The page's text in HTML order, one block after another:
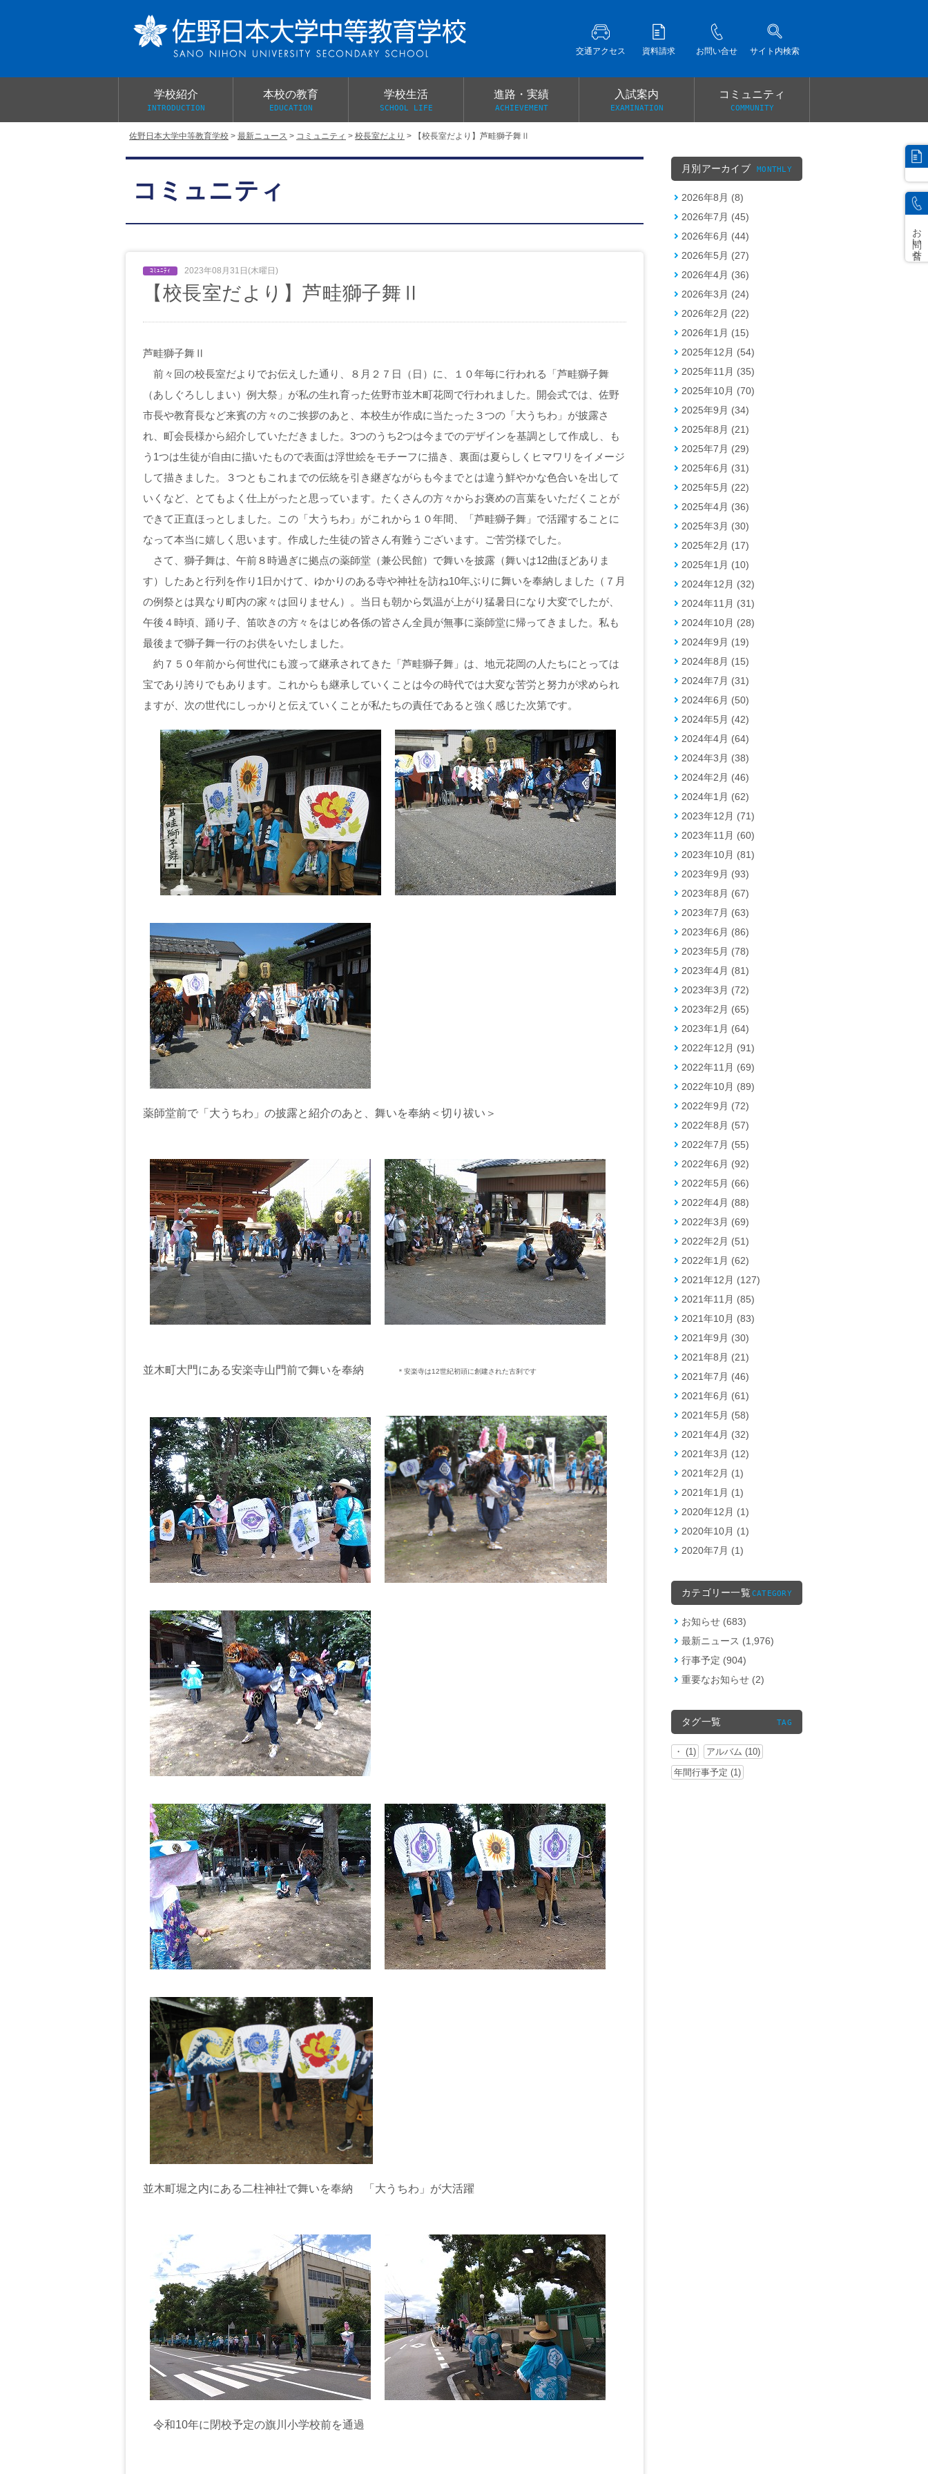
お問い合せ
交通アクセス 資料請求 お問い合せ サイト内検索
佐野日本大学中等教育学校 > 最新ニュース > コミュニティ > 校長室だより > 【校長室だより】芦畦獅子舞Ⅱ
学校紹介
INTRODUCTION
学校案内パンフレット
本校の教育
EDUCATION
総合的探究（学習）の時間
学校生活
SCHOOL LIFE
制服紹介
進路・実績
ACHIEVEMENT
入試案内
EXAMINATION
コミュニティ
COMMUNITY
桜美会
コミュニティ
2023年08月31日(木曜日)
【校長室だより】芦畦獅子舞Ⅱ
芦畦獅子舞Ⅱ
前々回の校長室だよりでお伝えした通り、８月２７日（日）に、１０年毎に行われる「芦畦獅子舞
（あしぐろししまい）例大祭」が私の生れ育った佐野市並木町花岡で行われました。開会式では、佐野
市長や教育長など来賓の方々のご挨拶のあと、本校生が作成に当たった３つの「大うちわ」が披露さ
れ、町会長様から紹介していただきました。3つのうち2つは今までのデザインを基調として作成し、も
う1つは生徒が自由に描いたもので表面は浮世絵をモチーフに描き、裏面は夏らしくヒマワリをイメージ
して描きました。３つともこれまでの伝統を引き継ぎながらも今までとは違う鮮やかな色合いを出して
いくなど、とてもよく仕上がったと思っています。たくさんの方々からお褒めの言葉をいただくことが
できて正直ほっとしました。この「大うちわ」がこれから１０年間、「芦畦獅子舞」で活躍することに
なって本当に嬉しく思います。作成した生徒の皆さん有難うございます。ご苦労様でした。
さて、獅子舞は、午前８時過ぎに拠点の薬師堂（兼公民館）で舞いを披露（舞いは12曲ほどありま
す）したあと行列を作り1日かけて、ゆかりのある寺や神社を訪ね10年ぶりに舞いを奉納しました（７月
の例祭とは異なり町内の家々は回りません）。当日も朝から気温が上がり猛暑日になり大変でしたが、
午後４時頃、踊り子、笛吹きの方々をはじめ各係の皆さん全員が無事に薬師堂に帰ってきました。私も
最後まで獅子舞一行のお供をいたしました。
約７５０年前から何世代にも渡って継承されてきた「芦畦獅子舞」は、地元花岡の人たちにとっては
宝であり誇りでもあります。これからも継承していくことは今の時代では大変な苦労と努力が求められ
ますが、次の世代にしっかりと伝えていくことが私たちの責任であると強く感じた次第です。
薬師堂前で「大うちわ」の披露と紹介のあと、 舞いを奉納＜切り祓い＞
並木町大門にある安楽寺山門前で舞いを奉納 ＊安楽寺は12世紀初頭に創建された古刹です
並木町堀之内にある二柱神社で舞いを奉納 「大うちわ」が大活躍
令和10年に閉校予定の旗川小学校前を通過
月別アーカイブ MONTHLY
2026年8月 (8)
2026年7月 (45)
2026年6月 (44)
2026年5月 (27)
2026年4月 (36)
2026年3月 (24)
2026年2月 (22)
2026年1月 (15)
2025年12月 (54)
2025年11月 (35)
2025年10月 (70)
2025年9月 (34)
2025年8月 (21)
2025年7月 (29)
2025年6月 (31)
2025年5月 (22)
2025年4月 (36)
2025年3月 (30)
2025年2月 (17)
2025年1月 (10)
2024年12月 (32)
2024年11月 (31)
2024年10月 (28)
2024年9月 (19)
2024年8月 (15)
2024年7月 (31)
2024年6月 (50)
2024年5月 (42)
2024年4月 (64)
2024年3月 (38)
2024年2月 (46)
2024年1月 (62)
2023年12月 (71)
2023年11月 (60)
2023年10月 (81)
2023年9月 (93)
2023年8月 (67)
2023年7月 (63)
2023年6月 (86)
2023年5月 (78)
2023年4月 (81)
2023年3月 (72)
2023年2月 (65)
2023年1月 (64)
2022年12月 (91)
2022年11月 (69)
2022年10月 (89)
2022年9月 (72)
2022年8月 (57)
2022年7月 (55)
2022年6月 (92)
2022年5月 (66)
2022年4月 (88)
2022年3月 (69)
2022年2月 (51)
2022年1月 (62)
2021年12月 (127)
2021年11月 (85)
2021年10月 (83)
2021年9月 (30)
2021年8月 (21)
2021年7月 (46)
2021年6月 (61)
2021年5月 (58)
2021年4月 (32)
2021年3月 (12)
2021年2月 (1)
2021年1月 (1)
2020年12月 (1)
2020年10月 (1)
2020年7月 (1)
カテゴリー一覧 CATEGORY
お知らせ (683)
最新ニュース (1,976)
行事予定 (904)
重要なお知らせ (2)
タグ一覧 TAG
・ (1)
アルバム (10)
年間行事予定 (1)